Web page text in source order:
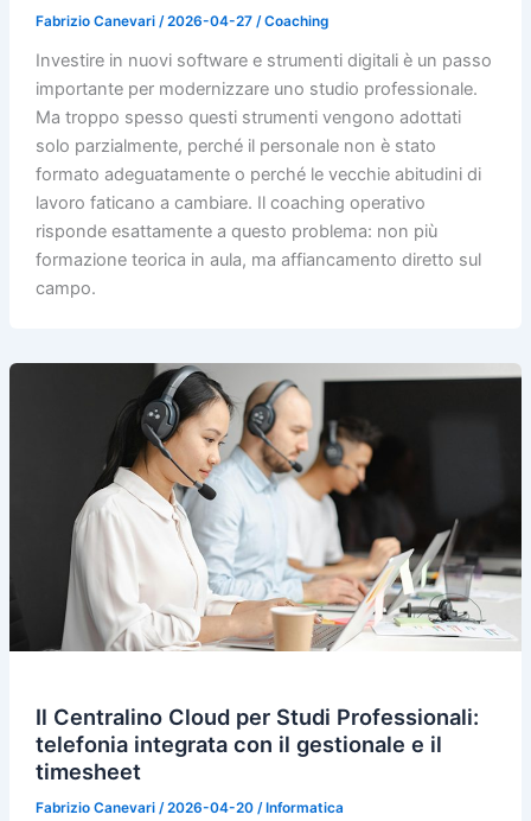
Fabrizio Canevari /2026-04-27 /Coaching
Investire in nuovi software e strumenti digitali è un passo
importante per modernizzare uno studio professionale.
Ma troppo spesso questi strumenti vengono adottati
solo parzialmente, perché il personale non è stato
formato adeguatamente o perché le vecchie abitudini di
lavoro faticano a cambiare. Il coaching operativo
risponde esattamente a questo problema: non più
formazione teorica in aula, ma affiancamento diretto sul
campo.
Il Centralino Cloud per Studi Professionali:
telefonia integrata con il gestionale e il
timesheet
Fabrizio Canevari /2026-04-20 / Informatica